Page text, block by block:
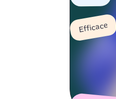
Efficace